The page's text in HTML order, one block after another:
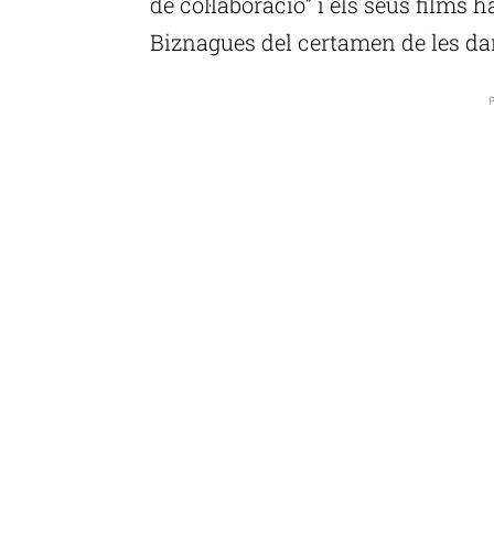
Biznagues del certamen de les